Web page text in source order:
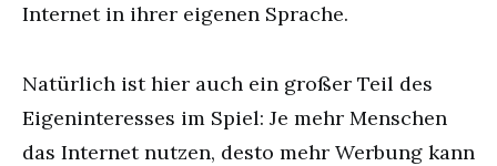
Internet in ihrer eigenen Sprache.
Natürlich ist hier auch ein großer Teil des
Eigeninteresses im Spiel: Je mehr Menschen
das Internet nutzen, desto mehr Werbung kann